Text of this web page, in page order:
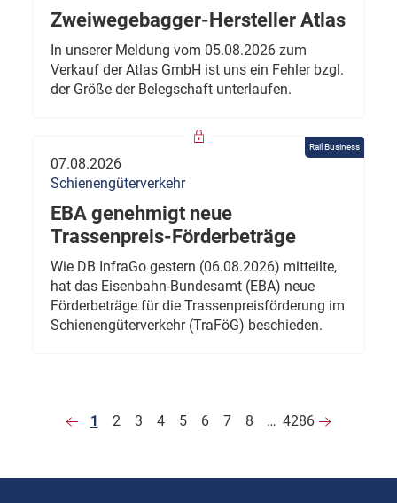
Zweiwegebagger-Hersteller Atlas
In unserer Meldung vom 05.08.2026 zum
Verkauf der Atlas GmbH ist uns ein Fehler bzgl.
der Größe der Belegschaft unterlaufen.
Rail Business
07.08.2026
Schienengüterverkehr
EBA genehmigt neue
Trassenpreis-Förderbeträge
Wie DB InfraGo gestern (06.08.2026) mitteilte,
hat das Eisenbahn-Bundesamt (EBA) neue
Förderbeträge für die Trassenpreisförderung im
Schienengüterverkehr (TraFöG) beschieden.
1 2 3 4 5 6 7 8 … 4286